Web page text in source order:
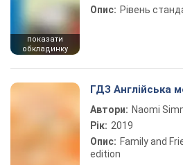
показати
обкладинку
Опис: Рівень
ГДЗ Англійська
Автори: Naomi
Рік: 2019
Опис: Family and
edition